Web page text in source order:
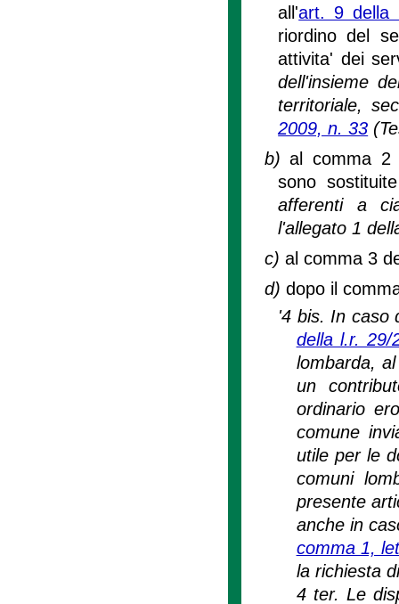
all'art. 9 della
riordino del
attivita' dei
dell'insieme
territoriale,
2009, n. 33
b)al comma 2
sono
afferenti a
l'allegato 1
c) al comma 3
d) dopo il
'4 bis. In caso
della l.r. 29/
lombarda,
un
ordinario
comune
utile per le
comuni
presente
anche in
comma 1,
la richiesta
4 ter. Le